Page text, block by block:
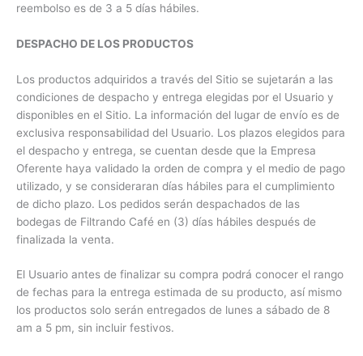
reembolso es de 3 a 5 días hábiles.
DESPACHO DE LOS PRODUCTOS
Los productos adquiridos a través del Sitio se sujetarán a las
condiciones de despacho y entrega elegidas por el Usuario y
disponibles en el Sitio. La información del lugar de envío es de
exclusiva responsabilidad del Usuario. Los plazos elegidos para
el despacho y entrega, se cuentan desde que la Empresa
Oferente haya validado la orden de compra y el medio de pago
utilizado, y se consideraran días hábiles para el cumplimiento
de dicho plazo. Los pedidos serán despachados de las
bodegas de Filtrando Café en (3) días hábiles después de
finalizada la venta.
El Usuario antes de finalizar su compra podrá conocer el rango
de fechas para la entrega estimada de su producto, así mismo
los productos solo serán entregados de lunes a sábado de 8
am a 5 pm, sin incluir festivos.